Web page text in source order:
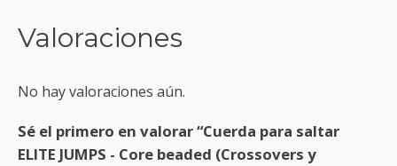
Valoraciones
No hay valoraciones aún.
Sé el primero en valorar “Cuerda para saltar
ELITE JUMPS - Core beaded (Crossovers y